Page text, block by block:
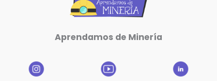
Aprendamos de Minería